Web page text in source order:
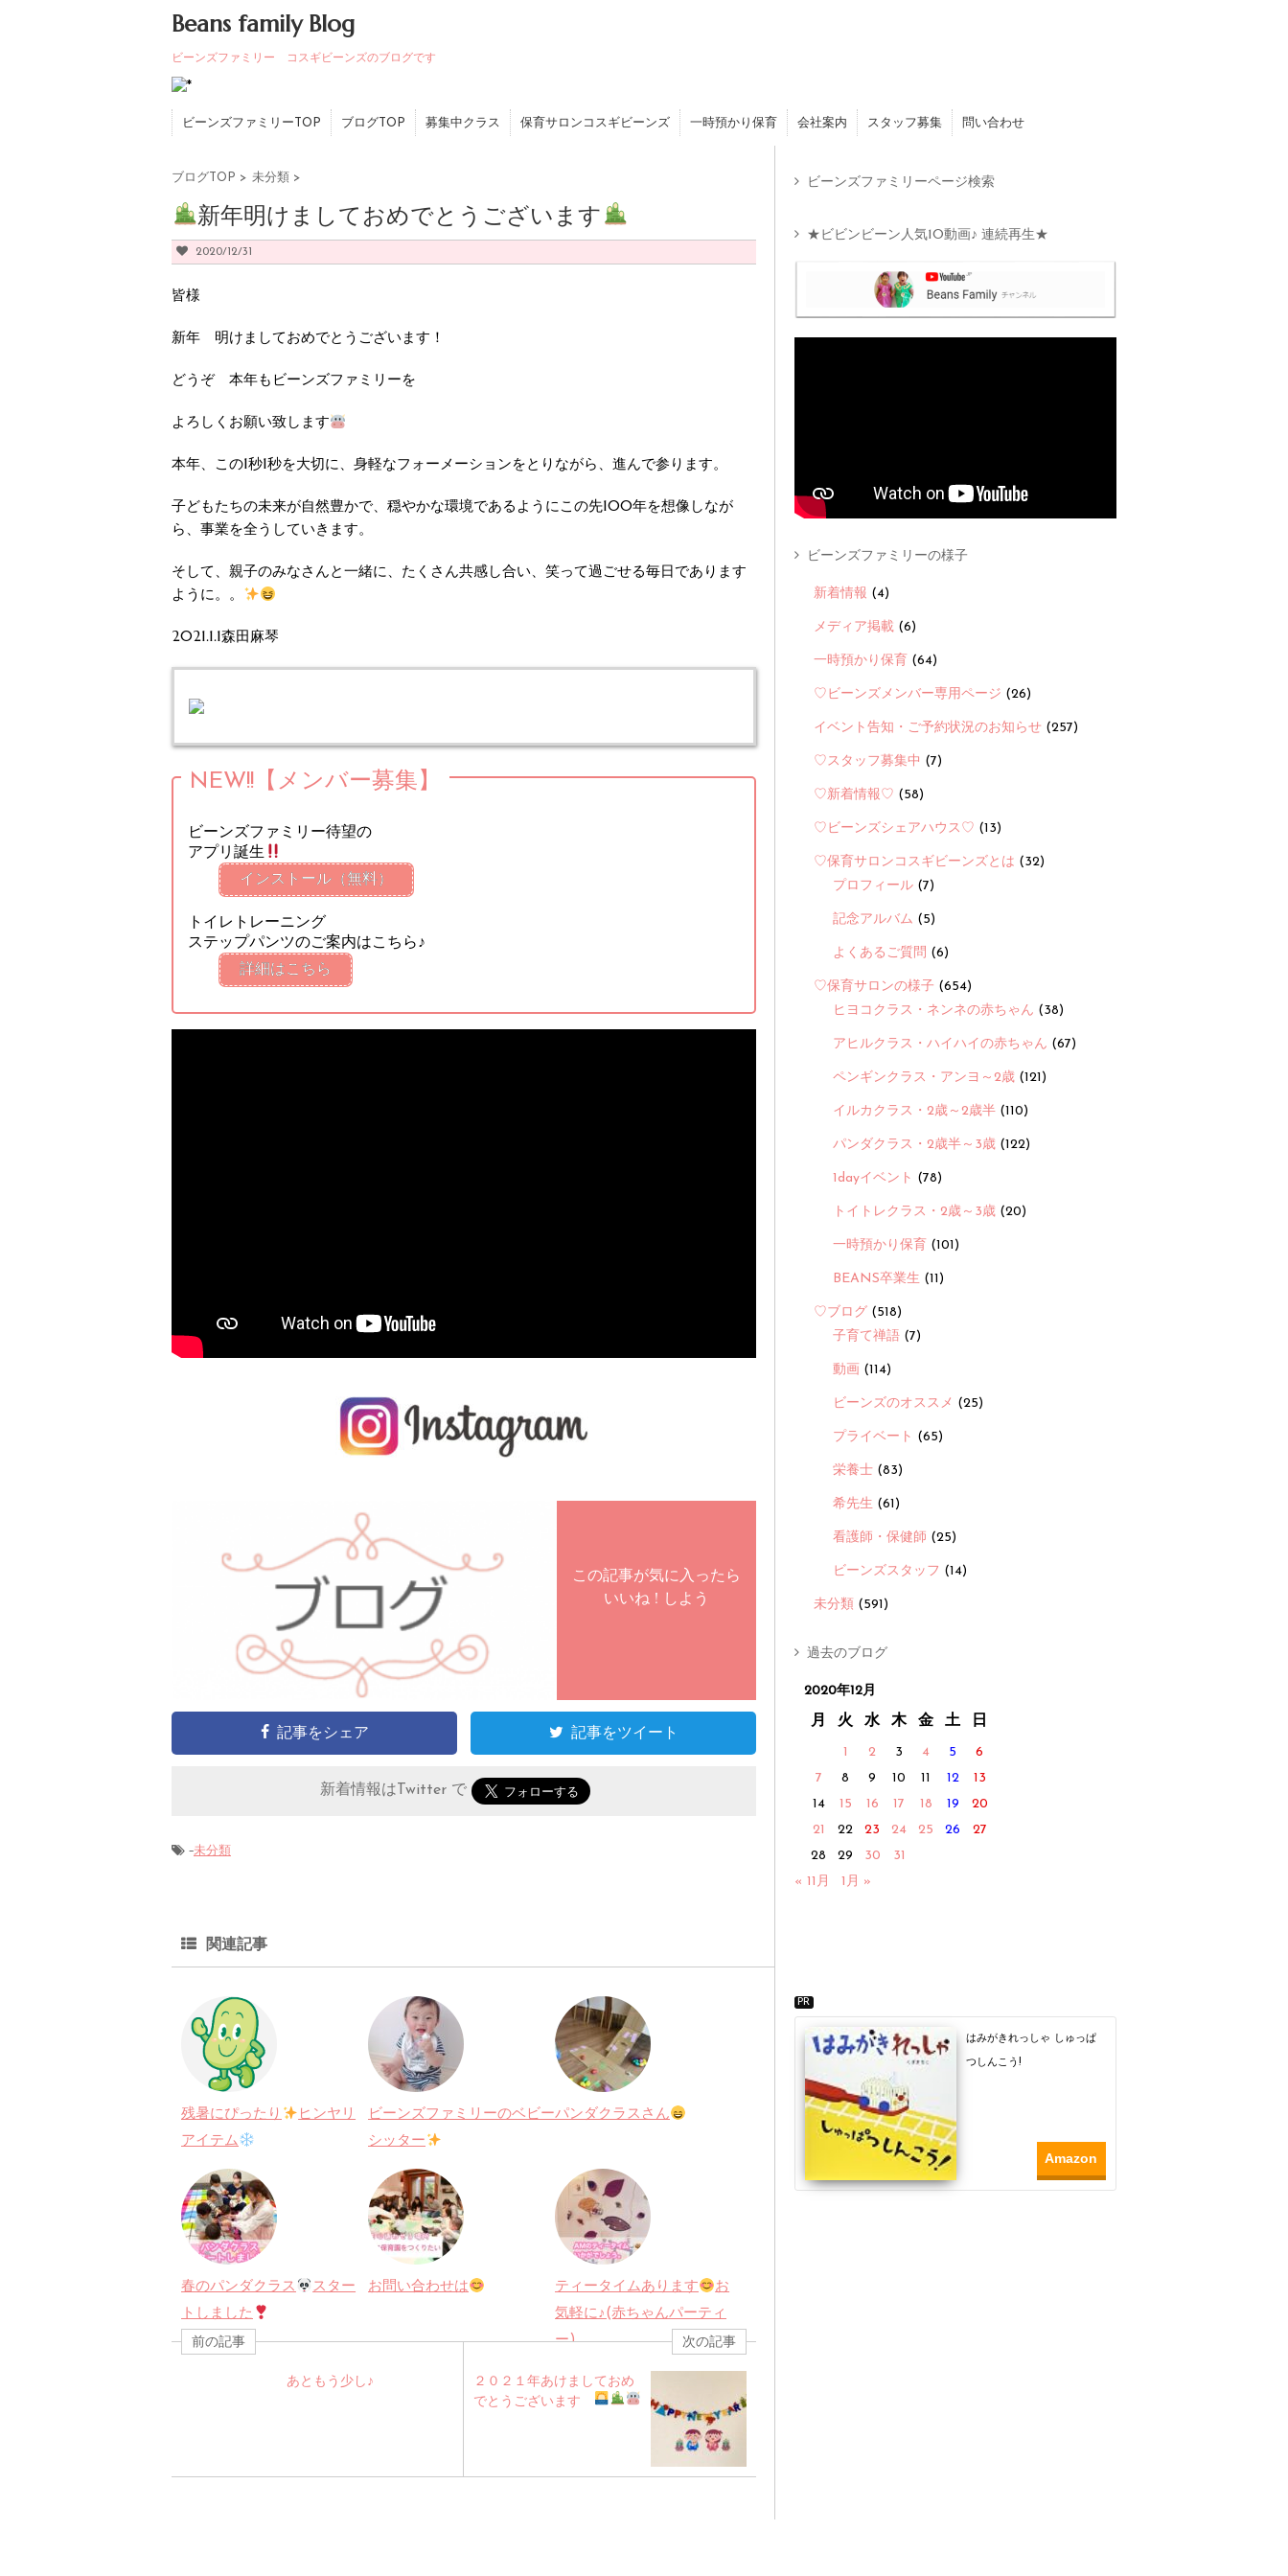
Beans family Blog
ビーンズファミリー コスギビーンズのブログです
ビーンズファミリーTOP ブログTOP 募集中クラス 保育サロンコスギビーンズ 一時預かり保育 会社案内 スタッフ募集 問い合わせ
ブログTOP > 未分類 >
新年明けましておめでとうございます
2020/12/31
皆様
新年 明けましておめでとうございます！
どうぞ 本年もビーンズファミリーを
よろしくお願い致します
本年、この1秒1秒を大切に、身軽なフォーメーションをとりながら、進んで参ります。
子どもたちの未来が自然豊かで、穏やかな環境であるようにこの先100年を想像しなが
ら、事業を全うしていきます。
そして、親子のみなさんと一緒に、たくさん共感し合い、笑って過ごせる毎日であります
ように。。
2021.1.1森田麻琴
NEW!!【メンバー募集】
ビーンズファミリー待望の
アプリ誕生
インストール（無料）
トイレトレーニング
ステップパンツのご案内はこちら♪
詳細はこちら
この記事が気に入ったら
いいね ! しよう
記事をシェア 記事をツイート
新着情報はTwitter で
-未分類
関連記事
残暑にぴったり
ヒンヤリ
アイテム
ビーンズファミリーのベビー
シッター
パンダクラスさん
春のパンダクラス
スター
トしました
お問い合わせは ティータイムあります
お
気軽に♪(赤ちゃんパーティ
ー)
前の記事
あともう少し♪
次の記事
２０２１年あけましておめ
でとうございます
ビーンズファミリーページ検索
★ビビンビーン人気10動画♪ 連続再生★
ビーンズファミリーの様子
新着情報 (4)
メディア掲載 (6)
一時預かり保育 (64)
♡ビーンズメンバー専用ページ (26)
イベント告知・ご予約状況のお知らせ (257)
♡スタッフ募集中 (7)
♡新着情報♡ (58)
♡ビーンズシェアハウス♡ (13)
♡保育サロンコスギビーンズとは (32)
プロフィール (7)
記念アルバム (5)
よくあるご質問 (6)
♡保育サロンの様子 (654)
ヒヨコクラス・ネンネの赤ちゃん (38)
アヒルクラス・ハイハイの赤ちゃん (67)
ペンギンクラス・アンヨ～2歳 (121)
イルカクラス・2歳～2歳半 (110)
パンダクラス・2歳半～3歳 (122)
1dayイベント (78)
トイトレクラス・2歳～3歳 (20)
一時預かり保育 (101)
BEANS卒業生 (11)
♡ブログ (518)
子育て禅語 (7)
動画 (114)
ビーンズのオススメ (25)
プライベート (65)
栄養士 (83)
希先生 (61)
看護師・保健師 (25)
ビーンズスタッフ (14)
未分類 (591)
過去のブログ
2020年12月
月 火 水 木 金 土 日
1 2 3 4 5
6
7
8 9 10 11 12
13
14
15 16 17 18 19
20
21
22 23 24 25 26
27
28
29 30
31
« 11月
1月 »
PR
はみがきれっしゃ しゅっぱ
つしんこう!
Amazon